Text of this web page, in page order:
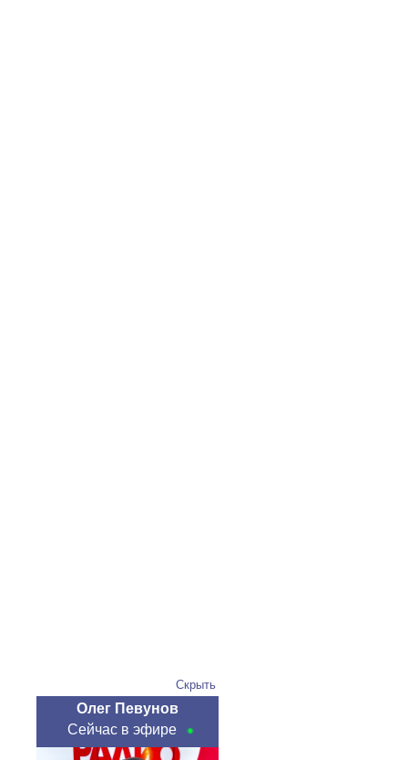
Скрыть
Олег Певунов
Сейчас в эфире